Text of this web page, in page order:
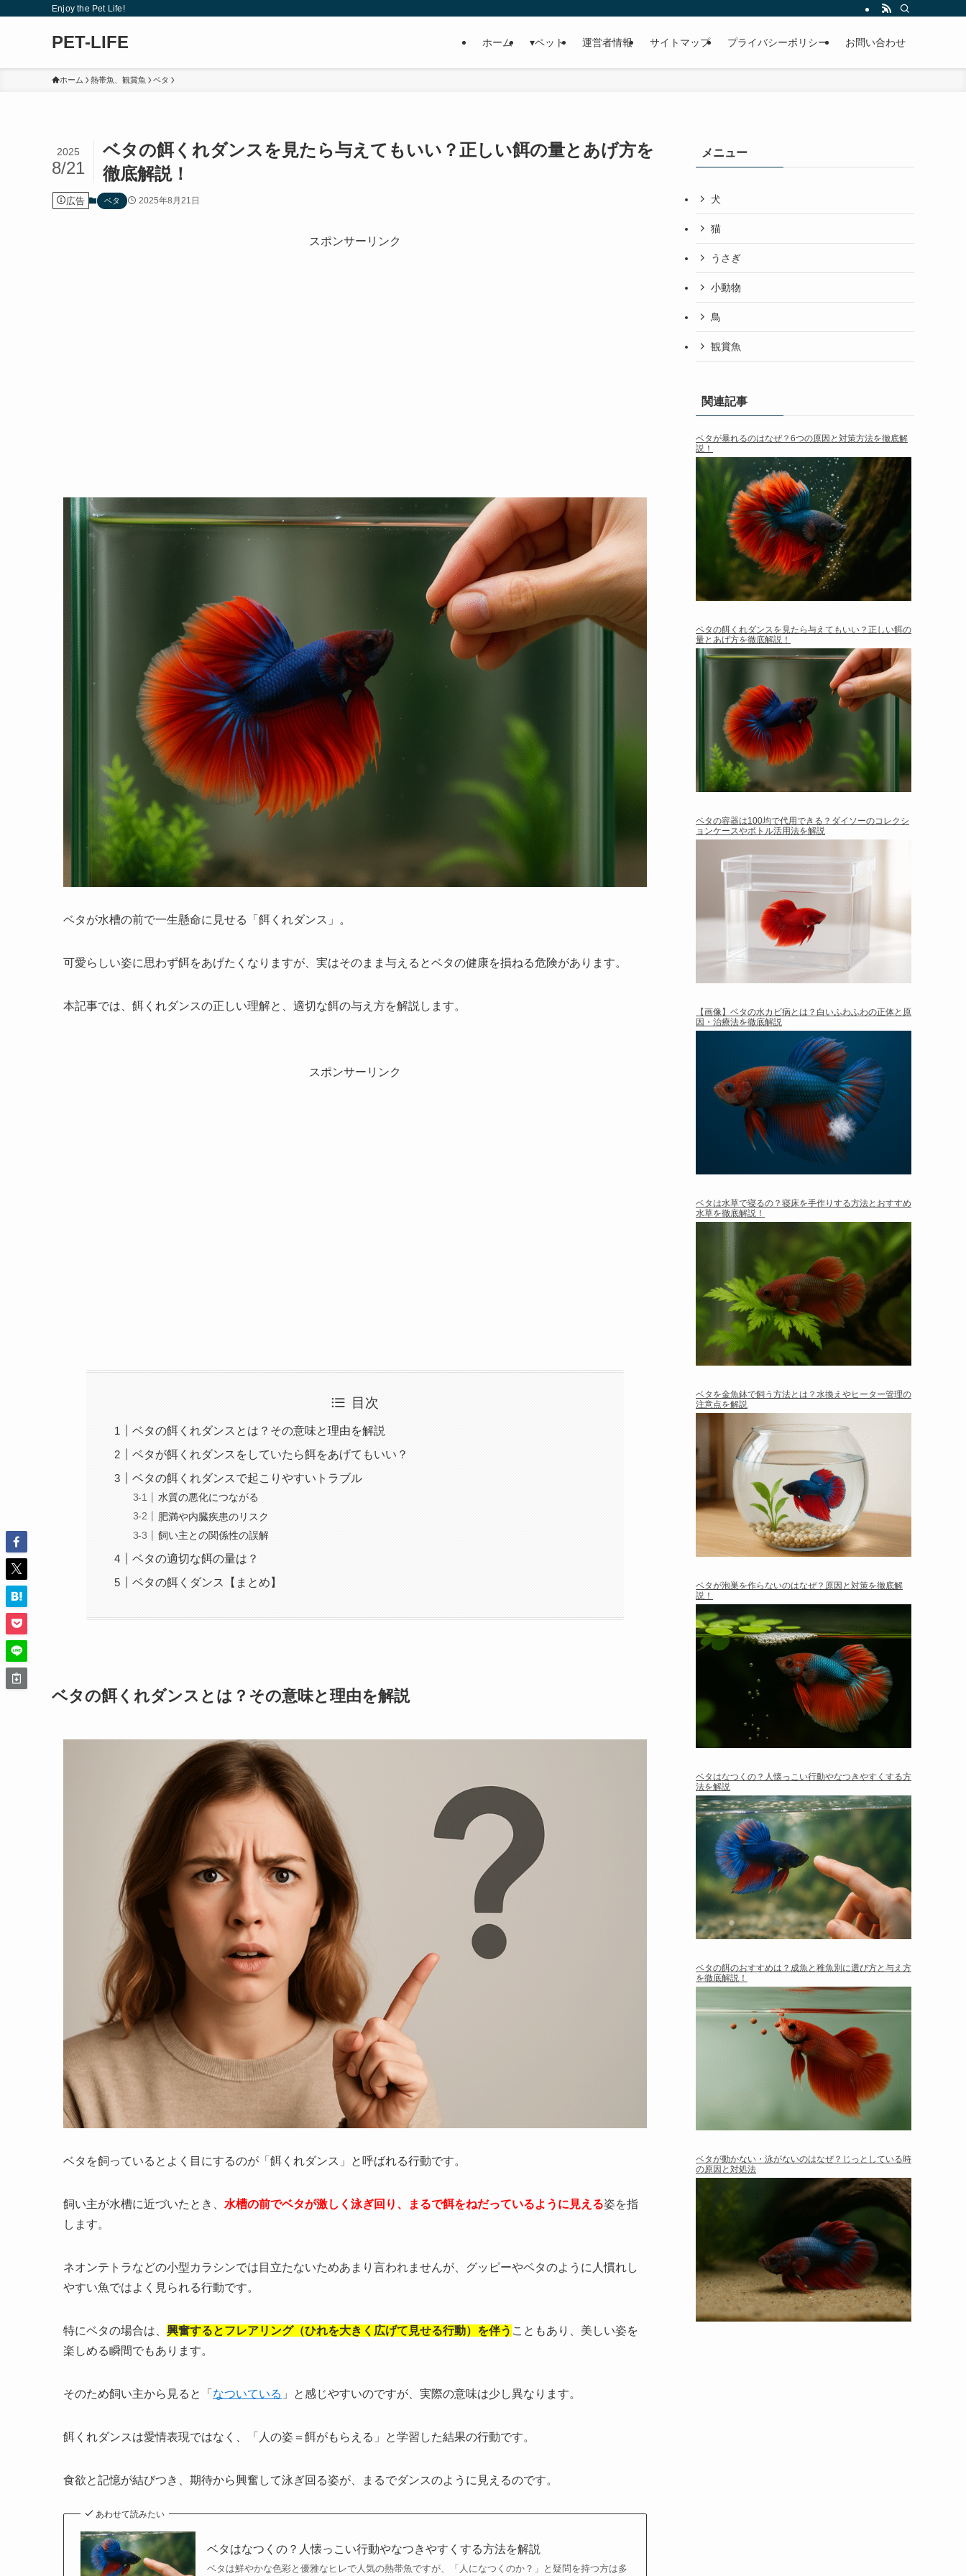
Enjoy the Pet Life!
PET-LIFE ホーム ▾ペット 運営者情報 サイトマップ プライバシーポリシー お問い合わせ
ホーム 熱帯魚、観賞魚 ベタ
ベタの餌くれダンスを見たら与えてもいい？正しい餌の量とあげ方を
徹底解説！
2025
8/21
広告 ベタ 2025年8月21日
スポンサーリンク
ベタが水槽の前で一生懸命に見せる「餌くれダンス」。
可愛らしい姿に思わず餌をあげたくなりますが、実はそのまま与えるとベタの健康を損ねる危険があります。
本記事では、餌くれダンスの正しい理解と、適切な餌の与え方を解説します。
スポンサーリンク
目次
ベタの餌くれダンスとは？その意味と理由を解説
ベタが餌くれダンスをしていたら餌をあげてもいい？
ベタの餌くれダンスで起こりやすいトラブル
水質の悪化につながる
肥満や内臓疾患のリスク
飼い主との関係性の誤解
ベタの適切な餌の量は？
ベタの餌くダンス【まとめ】
ベタの餌くれダンスとは？その意味と理由を解説
ベタを飼っているとよく目にするのが「餌くれダンス」と呼ばれる行動です。
飼い主が水槽に近づいたとき、 水槽の前でベタが激しく泳ぎ回り、まるで餌をねだっているように見える姿を指
します。
ネオンテトラなどの小型カラシンでは目立たないためあまり言われませんが、グッピーやベタのように人慣れし
やすい魚ではよく見られる行動です。
特にベタの場合は、 興奮するとフレアリング（ひれを大きく広げて見せる行動）を伴う こともあり、美しい姿を
楽しめる瞬間でもあります。
そのため飼い主から見ると「 なついている 」と感じやすいのですが、実際の意味は少し異なります。
餌くれダンスは愛情表現ではなく、「人の姿＝餌がもらえる」と学習した結果の行動です。
食欲と記憶が結びつき、期待から興奮して泳ぎ回る姿が、まるでダンスのように見えるのです。
あわせて読みたい
ベタはなつくの？人懐っこい行動やなつきやすくする方法を解説
ベタは鮮やかな色彩と優雅なヒレで人気の熱帯魚ですが、「人になつくのか？」と疑問を持つ方は多
メニュー
犬
猫
うさぎ
小動物
鳥
観賞魚
関連記事
ベタが暴れるのはなぜ？6つの原因と対策方法を徹底解
説！
ベタの餌くれダンスを見たら与えてもいい？正しい餌の
量とあげ方を徹底解説！
ベタの容器は100均で代用できる？ダイソーのコレクシ
ョンケースやボトル活用法を解説
【画像】ベタの水カビ病とは？白いふわふわの正体と原
因・治療法を徹底解説
ベタは水草で寝るの？寝床を手作りする方法とおすすめ
水草を徹底解説！
ベタを金魚鉢で飼う方法とは？水換えやヒーター管理の
注意点を解説
ベタが泡巣を作らないのはなぜ？原因と対策を徹底解
説！
ベタはなつくの？人懐っこい行動やなつきやすくする方
法を解説
ベタの餌のおすすめは？成魚と稚魚別に選び方と与え方
を徹底解説！
ベタが動かない・泳がないのはなぜ？じっとしている時
の原因と対処法